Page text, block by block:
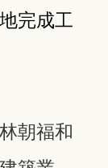
完成工
林朝福和